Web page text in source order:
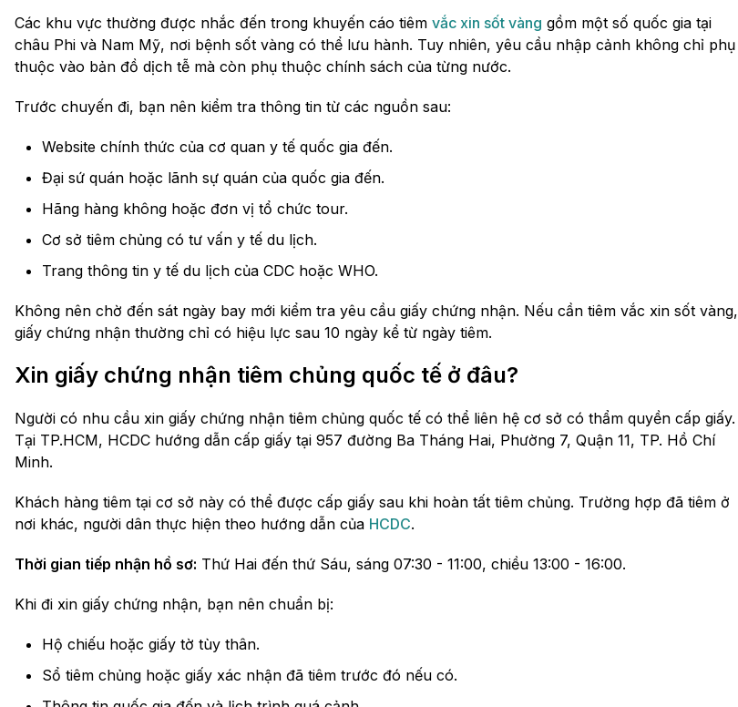
Các khu vực thường được nhắc đến trong khuyến cáo tiêm vắc xin sốt vàng gồm một số quốc gia tại
châu Phi và Nam Mỹ, nơi bệnh sốt vàng có thể lưu hành. Tuy nhiên, yêu cầu nhập cảnh không chỉ phụ
thuộc vào bản đồ dịch tễ mà còn phụ thuộc chính sách của từng nước.
Trước chuyến đi, bạn nên kiểm tra thông tin từ các nguồn sau:
Website chính thức của cơ quan y tế quốc gia đến.
Đại sứ quán hoặc lãnh sự quán của quốc gia đến.
Hãng hàng không hoặc đơn vị tổ chức tour.
Cơ sở tiêm chủng có tư vấn y tế du lịch.
Trang thông tin y tế du lịch của CDC hoặc WHO.
Không nên chờ đến sát ngày bay mới kiểm tra yêu cầu giấy chứng nhận. Nếu cần tiêm vắc xin sốt vàng,
giấy chứng nhận thường chỉ có hiệu lực sau 10 ngày kể từ ngày tiêm.
Xin giấy chứng nhận tiêm chủng quốc tế ở đâu?
Người có nhu cầu xin giấy chứng nhận tiêm chủng quốc tế có thể liên hệ cơ sở có thẩm quyền cấp giấy.
Tại TP.HCM, HCDC hướng dẫn cấp giấy tại 957 đường Ba Tháng Hai, Phường 7, Quận 11, TP. Hồ Chí
Minh.
Khách hàng tiêm tại cơ sở này có thể được cấp giấy sau khi hoàn tất tiêm chủng. Trường hợp đã tiêm ở
nơi khác, người dân thực hiện theo hướng dẫn của HCDC.
Thời gian tiếp nhận hồ sơ: Thứ Hai đến thứ Sáu, sáng 07:30 - 11:00, chiều 13:00 - 16:00.
Khi đi xin giấy chứng nhận, bạn nên chuẩn bị:
Hộ chiếu hoặc giấy tờ tùy thân.
Sổ tiêm chủng hoặc giấy xác nhận đã tiêm trước đó nếu có.